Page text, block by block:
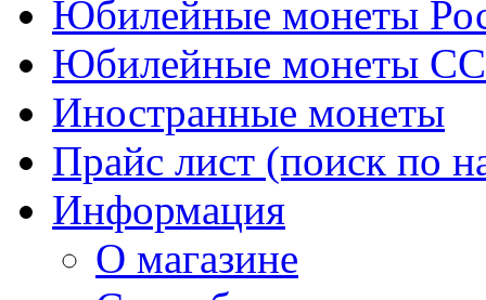
Юбилейные монеты
Юбилейные монеты
Иностранные монеты
Прайс лист (поиск по
Информация
О магазине